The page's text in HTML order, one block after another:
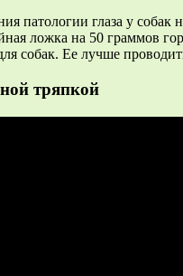
патологии глаза у
ложка на 50 граммов
собак. Ее лучше
тряпкой